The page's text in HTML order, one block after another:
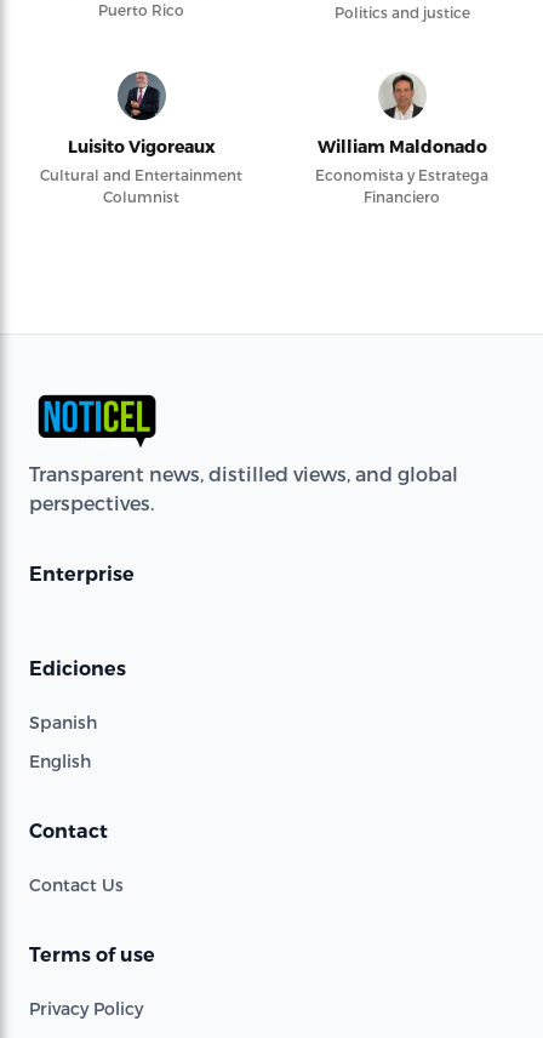
Puerto Rico
Politics and justice
Luisito Vigoreaux
Cultural and Entertainment
Columnist
William Maldonado
Economista y Estratega
Financiero
Transparent news, distilled views, and global
perspectives.
Enterprise
Ediciones
Spanish
English
Contact
Contact Us
Terms of use
Privacy Policy